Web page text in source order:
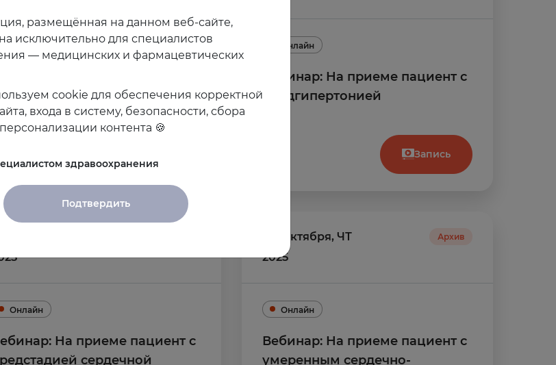
Онлайн
На приеме пациент с
Онлайн
Вебинар: На приеме пациент с
предгипертонией
Запись
Онлайн
На приеме пациент с
сердечной
октября, ЧТ
2025
Архив
Онлайн
Вебинар: На приеме пациент с
умеренным сердечно-
размещённая на данном веб-сайте,
исключительно для специалистов
— медицинских и фармацевтических
cookie для обеспечения корректной
входа в систему, безопасности, сбора
контента 🍪
здравоохранения
Подтвердить